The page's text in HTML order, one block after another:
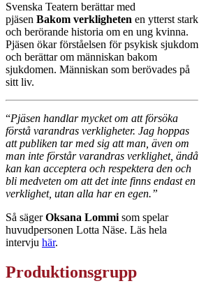
Svenska Teatern berättar med
pjäsen Bakom verkligheten en ytterst stark
och berörande historia om en ung kvinna.
Pjäsen ökar förståelsen för psykisk sjukdom
och berättar om människan bakom
sjukdomen. Människan som berövades på
sitt liv.
“Pjäsen handlar mycket om att försöka
förstå varandras verkligheter. Jag hoppas
att publiken tar med sig att man, även om
man inte förstår varandras verklighet, ändå
kan kan acceptera och respektera den och
bli medveten om att det inte finns endast en
verklighet, utan alla har en egen.”
Så sägerOksana Lommi som spelar
huvudpersonen Lotta Näse. Läs hela
intervju här.
Produktionsgrupp